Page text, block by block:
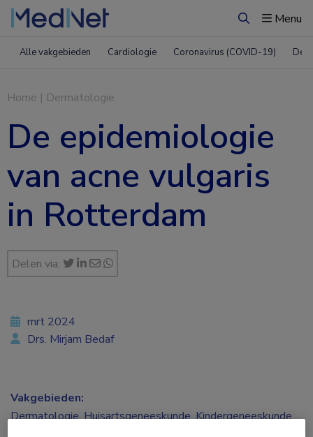
ZoekenMenu
Alle vakgebieden Cardiologie Coronavirus (COVID-19)
Home | Dermatologie
De epidemiologie
van acne vulgaris
in Rotterdam
Delen via:
mrt 2024
Drs. Mirjam Bedaf
Vakgebieden:
Dermatologie,Huisartsgeneeskunde,Kindergeneeskunde